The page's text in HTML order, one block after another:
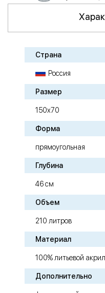
Страна
Россия
Размер
150х70
Форма
прямоугольная
Глубина
46 см
Объем
210 литров
Материал
100% литьевой акрил
Дополнительно